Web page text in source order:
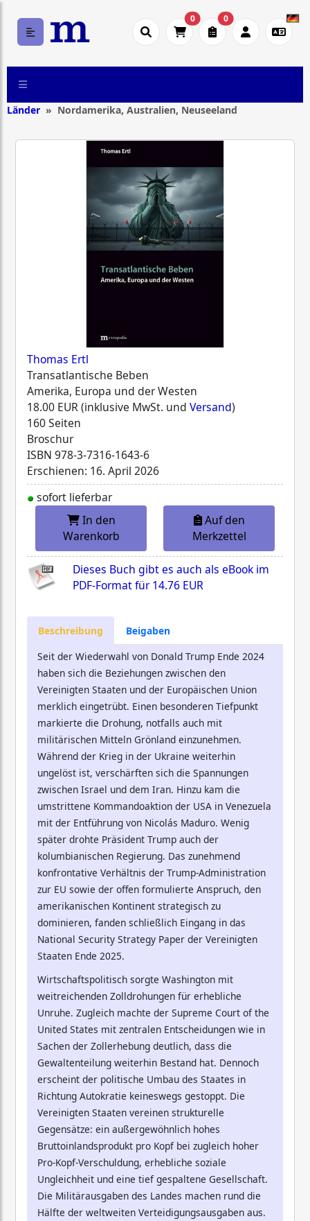
0 0
Länder Nordamerika, Australien, Neuseeland
Thomas Ertl
Transatlantische Beben
Amerika, Europa und der Westen
18.00 EUR (inklusive MwSt. und Versand)
160 Seiten
Broschur
ISBN 978-3-7316-1643-6
Erschienen: 16. April 2026
sofort lieferbar
In den
Warenkorb
Auf den
Merkzettel
Dieses Buch gibt es auch als eBook im
PDF-Format für14.76 EUR
Beschreibung
Beigaben
Seit der Wiederwahl von Donald Trump Ende 2024
haben sich die Beziehungen zwischen den
Vereinigten Staaten und der Europäischen Union
merklich eingetrübt. Einen besonderen Tiefpunkt
markierte die Drohung, notfalls auch mit
militärischen Mitteln Grönland einzunehmen.
Während der Krieg in der Ukraine weiterhin
ungelöst ist, verschärften sich die Spannungen
zwischen Israel und dem Iran. Hinzu kam die
umstrittene Kommandoaktion der USA in Venezuela
mit der Entführung von Nicolás Maduro. Wenig
später drohte Präsident Trump auch der
kolumbianischen Regierung. Das zunehmend
konfrontative Verhältnis der Trump-Administration
zur EU sowie der offen formulierte Anspruch, den
amerikanischen Kontinent strategisch zu
dominieren, fanden schließlich Eingang in das
National Security Strategy Paper der Vereinigten
Staaten Ende 2025.
Wirtschaftspolitisch sorgte Washington mit
weitreichenden Zolldrohungen für erhebliche
Unruhe. Zugleich machte der Supreme Court of the
United States mit zentralen Entscheidungen wie in
Sachen der Zollerhebung deutlich, dass die
Gewaltenteilung weiterhin Bestand hat. Dennoch
erscheint der politische Umbau des Staates in
Richtung Autokratie keineswegs gestoppt. Die
Vereinigten Staaten vereinen strukturelle
Gegensätze: ein außergewöhnlich hohes
Bruttoinlandsprodukt pro Kopf bei zugleich hoher
Pro-Kopf-Verschuldung, erhebliche soziale
Ungleichheit und eine tief gespaltene Gesellschaft.
Die Militärausgaben des Landes machen rund die
Hälfte der weltweiten Verteidigungsausgaben aus.